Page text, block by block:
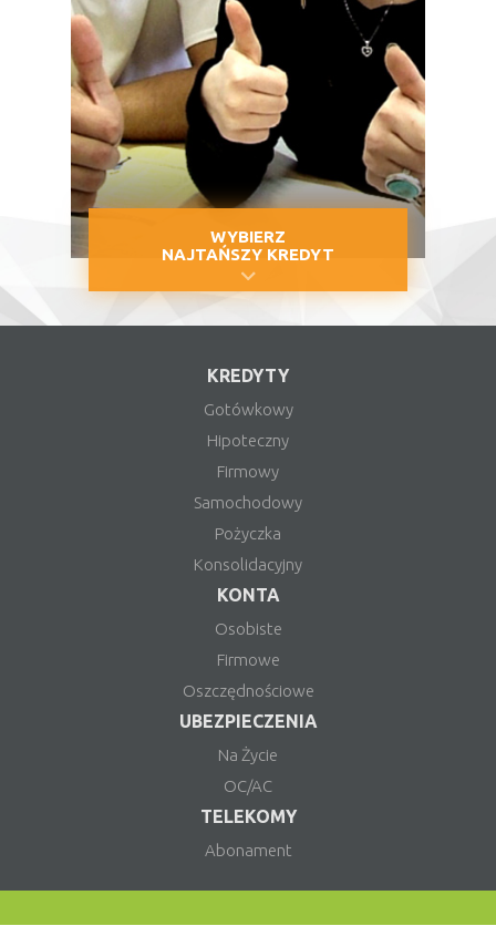
WYBIERZ
NAJTAŃSZY KREDYT
KREDYTY
Gotówkowy
Hipoteczny
Firmowy
Samochodowy
Pożyczka
Konsolidacyjny
KONTA
Osobiste
Firmowe
Oszczędnościowe
UBEZPIECZENIA
Na Życie
OC/AC
TELEKOMY
Abonament